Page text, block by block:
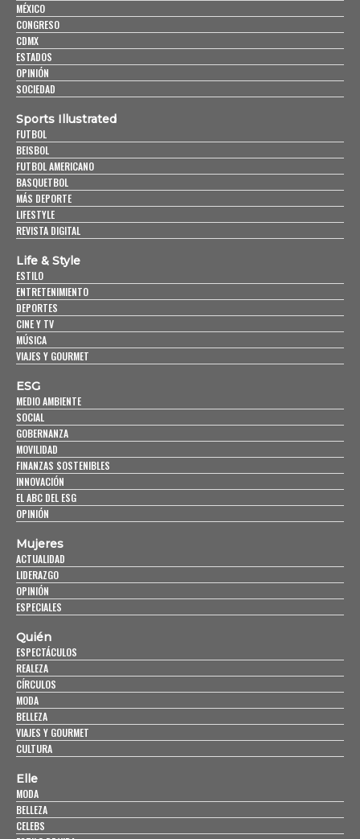
MÉXICO
CONGRESO
CDMX
ESTADOS
OPINIÓN
SOCIEDAD
Sports Illustrated
FUTBOL
BEISBOL
FUTBOL AMERICANO
BASQUETBOL
MÁS DEPORTE
LIFESTYLE
REVISTA DIGITAL
Life & Style
ESTILO
ENTRETENIMIENTO
DEPORTES
CINE Y TV
MÚSICA
VIAJES Y GOURMET
ESG
MEDIO AMBIENTE
SOCIAL
GOBERNANZA
MOVILIDAD
FINANZAS SOSTENIBLES
INNOVACIÓN
EL ABC DEL ESG
OPINIÓN
Mujeres
ACTUALIDAD
LIDERAZGO
OPINIÓN
ESPECIALES
Quién
ESPECTÁCULOS
REALEZA
CÍRCULOS
MODA
BELLEZA
VIAJES Y GOURMET
CULTURA
Elle
MODA
BELLEZA
CELEBS